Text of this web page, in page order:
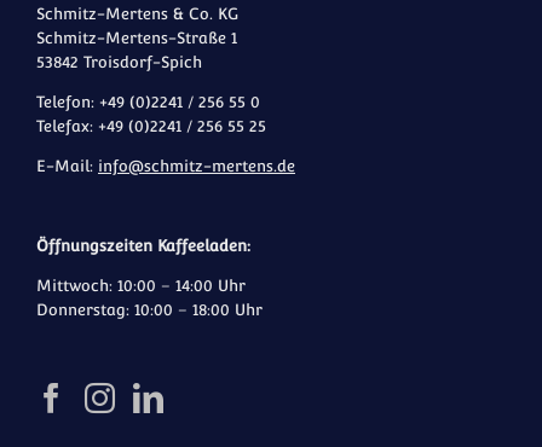
Schmitz-Mertens & Co. KG
Schmitz-Mertens-Straße 1
53842 Troisdorf-Spich
Telefon: +49 (0)2241 / 256 55 0
Telefax: +49 (0)2241 / 256 55 25
E-Mail: info@schmitz-mertens.de
Öffnungszeiten Kaffeeladen:
Mittwoch: 10:00 – 14:00 Uhr
Donnerstag: 10:00 – 18:00 Uhr